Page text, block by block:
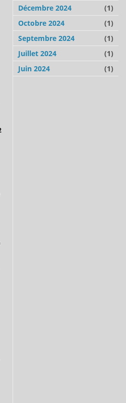
Décembre 2024
(1)
Octobre 2024
(1)
Septembre 2024
(1)
Juillet 2024
(1)
Juin 2024
(1)